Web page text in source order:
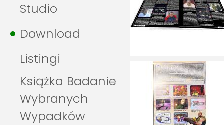
Studio
Download
Listingi
Książka Badanie
Wybranych
Wypadków